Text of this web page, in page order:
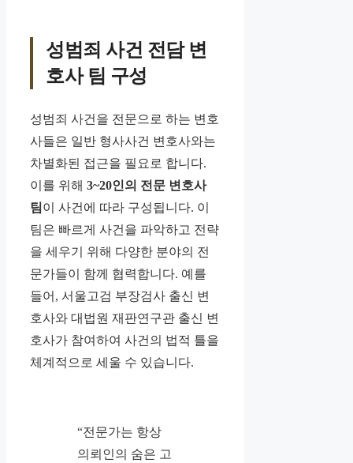
성범죄 사건 전담 변
호사 팀 구성
성범죄 사건을 전문으로 하는 변호
사들은 일반 형사사건 변호사와는
차별화된 접근을 필요로 합니다.
이를 위해 3~20인의 전문 변호사
팀이 사건에 따라 구성됩니다. 이
팀은 빠르게 사건을 파악하고 전략
을 세우기 위해 다양한 분야의 전
문가들이 함께 협력합니다. 예를
들어, 서울고검 부장검사 출신 변
호사와 대법원 재판연구관 출신 변
호사가 참여하여 사건의 법적 틀을
체계적으로 세울 수 있습니다.
“전문가는 항상
의뢰인의 숨은 고